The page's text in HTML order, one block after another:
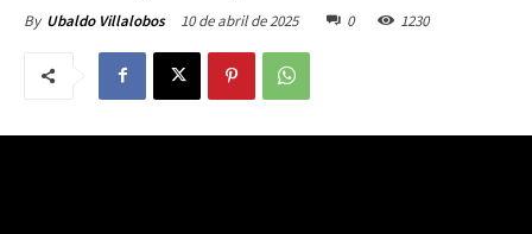
By Ubaldo Villalobos 10 de abril de 2025 0 1230